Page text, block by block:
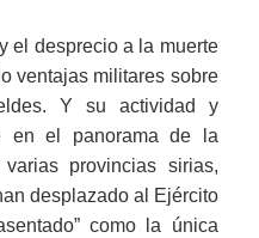
el desprecio a la muerte
ventajas militares sobre
Y su actividad y
en el panorama de la
provincias sirias,
desplazado al Ejército
como la única